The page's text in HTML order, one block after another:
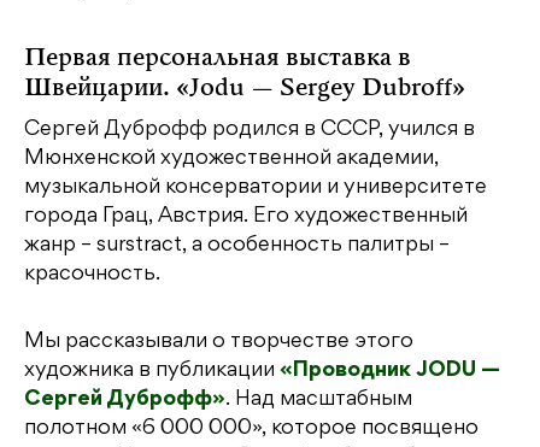
Первая персональная выставка в
Швейцарии. «Jodu — Sergey Dubroff»
Сергей Дуброфф родился в СССР, учился в
Мюнхенской художественной академии,
музыкальной консерватории и университете
города Грац, Австрия. Его художественный
жанр – surstract, а особенность палитры –
красочность.
Мы рассказывали о творчестве этого
художника в публикации «Проводник JODU —
Сергей Дуброфф». Над масштабным
полотном «6 000 000», которое посвящено